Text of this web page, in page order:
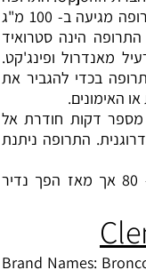
נועדה לטיפול בכלבה למניעת הייחום. התרופה מגיעה ב- 100 מ"ג
מכיל סה"כ 55 סיסי. התרופה הינה סטרואיד
מאנדרול ופינג'קט.
בכדי להגביר את
האימונים.
מספר דקות חודרת אל
התרופה ניתנת
התרופה הייתה פופולרית מאוד בשנות ה- 80 אך מאז הפך נדיר
Brand Names: